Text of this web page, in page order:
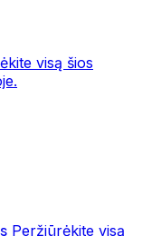
visą šios
Peržiūrėkite visą